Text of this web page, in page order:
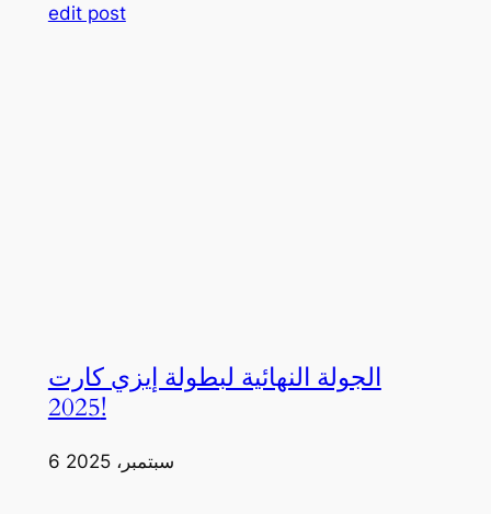
edit post
الجولة النهائية لبطولة إيزي كارت
2025!
6 سبتمبر، 2025